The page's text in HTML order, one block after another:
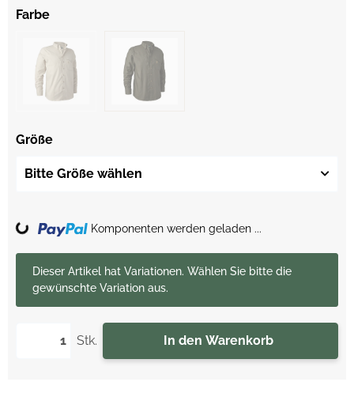
Farbe
Größe
Bitte Größe wählen
Stk. In den Warenkorb
xDieser Artikel hat Variationen. Wählen Sie bitte die
gewünschte Variation aus.
Loading... Komponenten werden geladen ...